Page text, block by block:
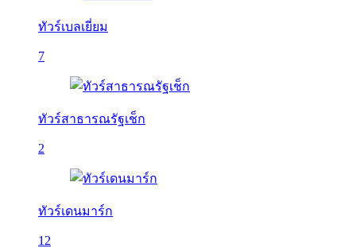
ทัวร์เบลเยี่ยม
7
ทัวร์สาธารณรัฐเช็ก
2
ทัวร์เดนมาร์ก
12